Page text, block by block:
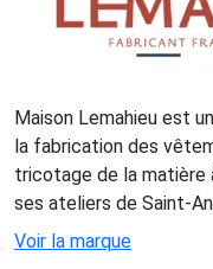
Maison Lemahieu est
la fabrication des
tricotage de la matière
ses ateliers de Saint-
Voir la marque